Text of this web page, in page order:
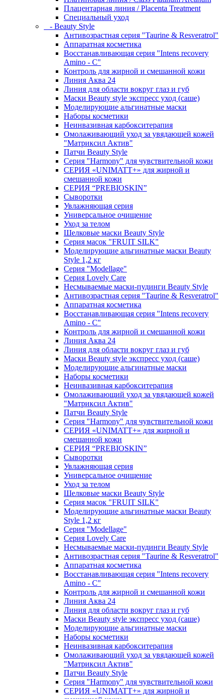
Плацентарная линия / Placenta Treatment
Специальный уход
- Beauty Style
Антивозрастная серия "Taurine & Resveratrol"
Аппаратная косметика
Восстанавливающая серия "Intens recovery
Amino - C"
Контроль для жирной и смешанной кожи
Линия Аква 24
Линия для области вокруг глаз и губ
Маски Beauty style экспресс уход (саше)
Моделирующие альгинатные маски
Наборы косметики
Неинвазивная карбокситерапия
Омолаживающий уход за увядающей кожей
"Матриксил Актив"
Патчи Beauty Style
Серия "Harmony" для чувствительной кожи
СЕРИЯ «UNIMATT+» для жирной и
смешанной кожи
СЕРИЯ “PREBIOSKIN”
Сыворотки
Увлажняющая серия
Универсальное очищение
Уход за телом
Шелковые маски Beauty Style
Серия масок "FRUIT SILK"
Моделирующие альгинатные маски Beauty
Style 1,2 кг
Серия "Modellage"
Cерия Lovely Care
Несмываемые маски-пудинги Beauty Style
Антивозрастная серия "Taurine & Resveratrol"
Аппаратная косметика
Восстанавливающая серия "Intens recovery
Amino - C"
Контроль для жирной и смешанной кожи
Линия Аква 24
Линия для области вокруг глаз и губ
Маски Beauty style экспресс уход (саше)
Моделирующие альгинатные маски
Наборы косметики
Неинвазивная карбокситерапия
Омолаживающий уход за увядающей кожей
"Матриксил Актив"
Патчи Beauty Style
Серия "Harmony" для чувствительной кожи
СЕРИЯ «UNIMATT+» для жирной и
смешанной кожи
СЕРИЯ “PREBIOSKIN”
Сыворотки
Увлажняющая серия
Универсальное очищение
Уход за телом
Шелковые маски Beauty Style
Серия масок "FRUIT SILK"
Моделирующие альгинатные маски Beauty
Style 1,2 кг
Серия "Modellage"
Cерия Lovely Care
Несмываемые маски-пудинги Beauty Style
Антивозрастная серия "Taurine & Resveratrol"
Аппаратная косметика
Восстанавливающая серия "Intens recovery
Amino - C"
Контроль для жирной и смешанной кожи
Линия Аква 24
Линия для области вокруг глаз и губ
Маски Beauty style экспресс уход (саше)
Моделирующие альгинатные маски
Наборы косметики
Неинвазивная карбокситерапия
Омолаживающий уход за увядающей кожей
"Матриксил Актив"
Патчи Beauty Style
Серия "Harmony" для чувствительной кожи
СЕРИЯ «UNIMATT+» для жирной и